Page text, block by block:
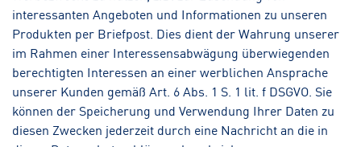
interessanten Angeboten und Informationen zu unseren
Produkten per Briefpost. Dies dient der Wahrung unserer
im Rahmen einer Interessensabwägung überwiegenden
berechtigten Interessen an einer werblichen Ansprache
unserer Kunden gemäß Art. 6 Abs. 1 S. 1 lit. f DSGVO. Sie
können der Speicherung und Verwendung Ihrer Daten zu
diesen Zwecken jederzeit durch eine Nachricht an die in